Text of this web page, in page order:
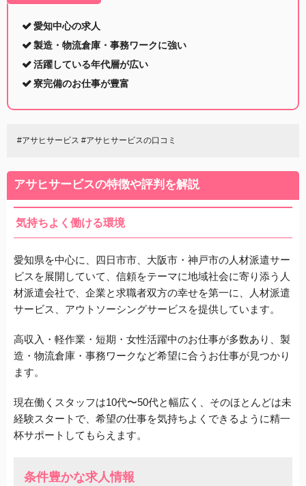
愛知中心の求人
製造・物流倉庫・事務ワークに強い
活躍している年代層が広い
寮完備のお仕事が豊富
#アサヒサービス #アサヒサービスの口コミ
アサヒサービスの特徴や評判を解説
気持ちよく働ける環境
愛知県を中心に、四日市市、大阪市・神戸市の人材派遣サー
ビスを展開していて、信頼をテーマに地域社会に寄り添う人
材派遣会社で、企業と求職者双方の幸せを第一に、人材派遣
サービス、アウトソーシングサービスを提供しています。
高収入・軽作業・短期・女性活躍中のお仕事が多数あり、製
造・物流倉庫・事務ワークなど希望に合うお仕事が見つかり
ます。
現在働くスタッフは10代〜50代と幅広く、そのほとんどは未
経験スタートで、希望の仕事を気持ちよくできるように精一
杯サポートしてもらえます。
条件豊かな求人情報